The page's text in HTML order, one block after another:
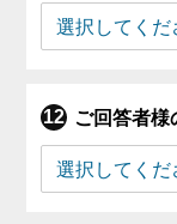
ご回答者様